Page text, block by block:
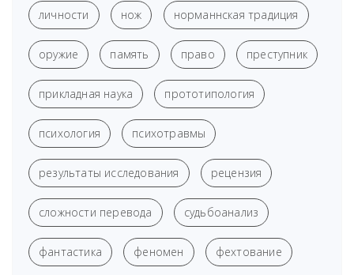
личности нож норманнская традиция
оружие память право преступник
прикладная наука прототипология
психология психотравмы
результаты исследования рецензия
сложности перевода судьбоанализ
фантастика феномен фехтование